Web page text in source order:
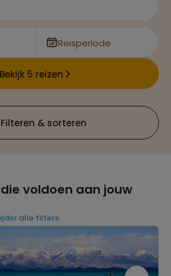
Reisperiode
Bekijk 5 reizen
Filteren & sorteren
voldoen aan jouw
alle filters